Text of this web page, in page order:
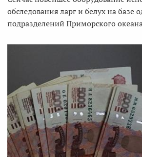
обследования ларг и белух на базе
подразделений Приморского